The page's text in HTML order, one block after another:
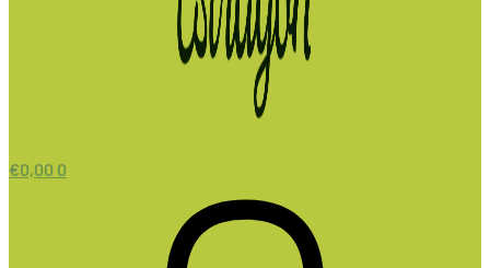
€0,00 0